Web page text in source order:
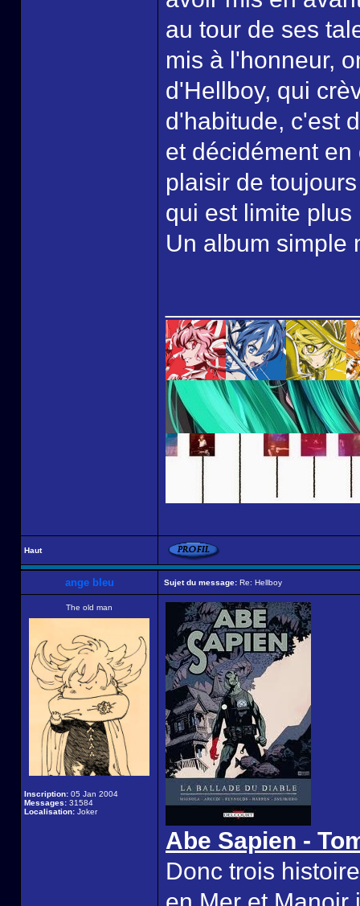
au tour de ses
mis à l'honneur,
d'Hellboy, qui
d'habitude, c'est
et décidément
plaisir de
qui est limite
Un album simple
Haut
ange bleu Sujet du message: Re: Hellboy
The old man
Inscription: 05 Jan 2004
Messages: 31584
Localisation: Joker
Abe Sapien -
Donc trois